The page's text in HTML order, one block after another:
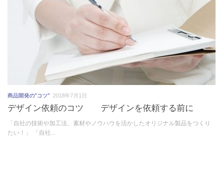
商品開発の”コツ” 2018年7月1日
デザイン依頼のコツ デザインを依頼する前に
「自社の技術や加工法、素材やノウハウを活かしたオリジナル製品をつくり
たい！」 「自社...